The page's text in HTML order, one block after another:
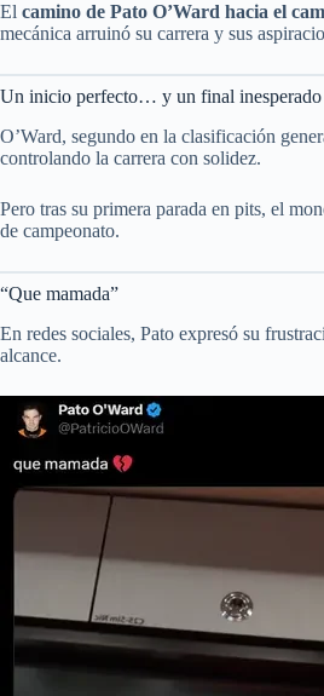
El camino de Pato O’Ward hacia el
mecánica arruinó su carrera y sus
Un inicio perfecto… y un final inesperado
O’Ward, segundo en la clasificación
controlando la carrera con solidez.
Pero tras su primera parada en pits, el
de campeonato.
“Que mamada”
En redes sociales, Pato expresó su
alcance.